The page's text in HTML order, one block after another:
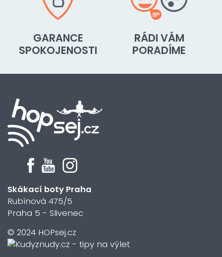
GARANCE
SPOKOJENOSTI
RÁDI VÁM
PORADÍME
Skákací boty Praha
Rubínová 475/5
Praha 5 - Slivenec
© 2024 HOPsej.cz